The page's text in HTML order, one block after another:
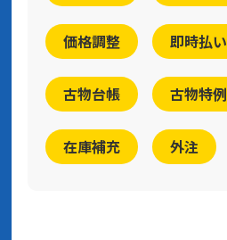
価格調整 即時払い
古物台帳 古物特例
在庫補充 外注